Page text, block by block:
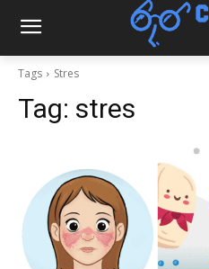
Tags Stres
Tag: stres